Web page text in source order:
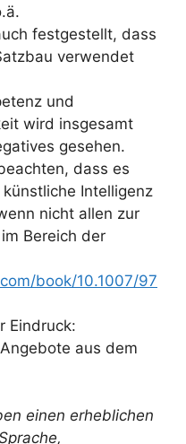
festgestellt, dass
verwendet
und
wird insgesamt
gesehen.
dass es
Intelligenz
nicht allen zur
Bereich der
book/10.1007/97
Eindruck:
aus dem
einen erheblichen